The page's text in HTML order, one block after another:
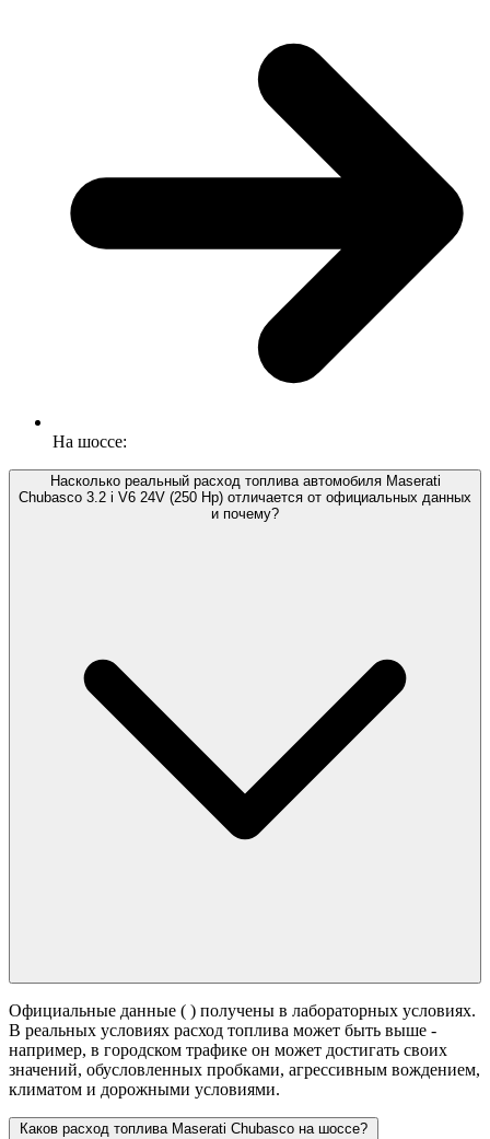
На шоссе:
Насколько реальный расход топлива автомобиля Maserati
Chubasco 3.2 i V6 24V (250 Hp) отличается от официальных данных
и почему?
Официальные данные ( ) получены в лабораторных условиях.
В реальных условиях расход топлива может быть выше -
например, в городском трафике он может достигать своих
значений, обусловленных пробками, агрессивным вождением,
климатом и дорожными условиями.
Каков расход топлива Maserati Chubasco на шоссе?